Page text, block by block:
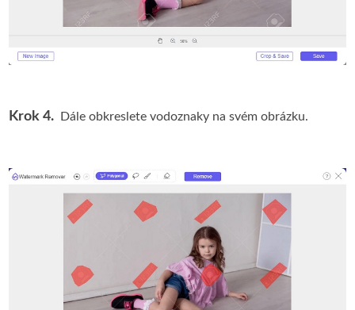
Krok 4. Dále obkreslete vodoznaky na svém obrázku.